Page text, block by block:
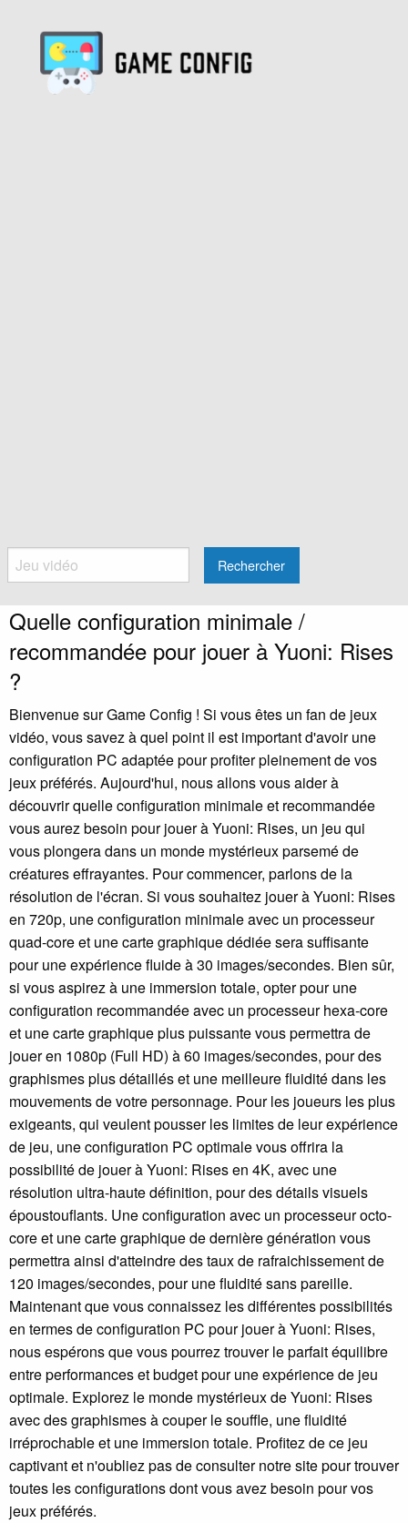
Rechercher
Quelle configuration minimale /
recommandée pour jouer à Yuoni: Rises
?
Bienvenue sur Game Config ! Si vous êtes un fan de jeux
vidéo, vous savez à quel point il est important d'avoir une
configuration PC adaptée pour profiter pleinement de vos
jeux préférés. Aujourd'hui, nous allons vous aider à
découvrir quelle configuration minimale et recommandée
vous aurez besoin pour jouer à Yuoni: Rises, un jeu qui
vous plongera dans un monde mystérieux parsemé de
créatures effrayantes. Pour commencer, parlons de la
résolution de l'écran. Si vous souhaitez jouer à Yuoni: Rises
en 720p, une configuration minimale avec un processeur
quad-core et une carte graphique dédiée sera suffisante
pour une expérience fluide à 30 images/secondes. Bien sûr,
si vous aspirez à une immersion totale, opter pour une
configuration recommandée avec un processeur hexa-core
et une carte graphique plus puissante vous permettra de
jouer en 1080p (Full HD) à 60 images/secondes, pour des
graphismes plus détaillés et une meilleure fluidité dans les
mouvements de votre personnage. Pour les joueurs les plus
exigeants, qui veulent pousser les limites de leur expérience
de jeu, une configuration PC optimale vous offrira la
possibilité de jouer à Yuoni: Rises en 4K, avec une
résolution ultra-haute définition, pour des détails visuels
époustouflants. Une configuration avec un processeur octo-
core et une carte graphique de dernière génération vous
permettra ainsi d'atteindre des taux de rafraichissement de
120 images/secondes, pour une fluidité sans pareille.
Maintenant que vous connaissez les différentes possibilités
en termes de configuration PC pour jouer à Yuoni: Rises,
nous espérons que vous pourrez trouver le parfait équilibre
entre performances et budget pour une expérience de jeu
optimale. Explorez le monde mystérieux de Yuoni: Rises
avec des graphismes à couper le souffle, une fluidité
irréprochable et une immersion totale. Profitez de ce jeu
captivant et n'oubliez pas de consulter notre site pour trouver
toutes les configurations dont vous avez besoin pour vos
jeux préférés.